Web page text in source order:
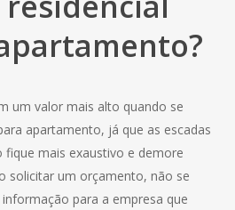
um valor mais alto quando se
apartamento, já que as escadas
mais exaustivo e demore
solicitar um orçamento, não se
para a empresa que